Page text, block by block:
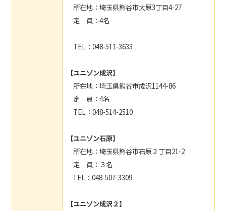
所在地：埼玉県熊谷市大原3丁目4-27
定 員：4名
TEL：048-511-3633
【ユニゾン成沢】
所在地：埼玉県熊谷市成沢1144-86
定 員：4名
TEL：048-514-2510
【ユニゾン石原】
所在地：埼玉県熊谷市石原２丁目21-2
定 員：３名
TEL：048-507-3309
【ユニゾン成沢２】